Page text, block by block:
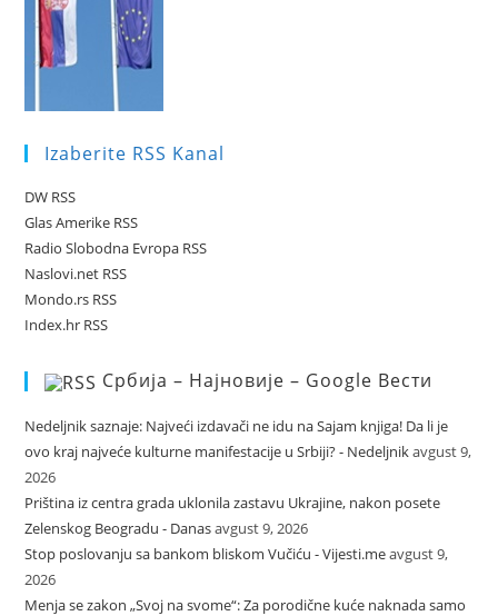
Izaberite RSS Kanal
DW RSS
Glas Amerike RSS
Radio Slobodna Evropa RSS
Naslovi.net RSS
Mondo.rs RSS
Index.hr RSS
Србија – Најновије – Google Вести
Nedeljnik saznaje: Najveći izdavači ne idu na Sajam knjiga! Da li je
ovo kraj najveće kulturne manifestacije u Srbiji? - Nedeljnikavgust 9,
2026
Priština iz centra grada uklonila zastavu Ukrajine, nakon posete
Zelenskog Beogradu - Danasavgust 9, 2026
Stop poslovanju sa bankom bliskom Vučiću - Vijesti.meavgust 9,
2026
Menja se zakon „Svoj na svome“: Za porodične kuće naknada samo